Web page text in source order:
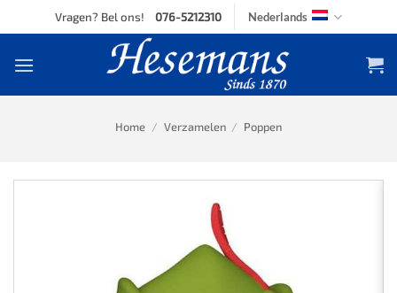
to
Vragen? Bel ons! 076-5212310 Nederlands
Home / Verzamelen / Poppen